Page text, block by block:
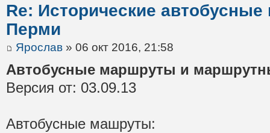
Re: Исторические
Перми
Ярослав » 06 окт 2016, 21:58
Автобусные маршруты и
Версия от: 03.09.13
Автобусные машруты: